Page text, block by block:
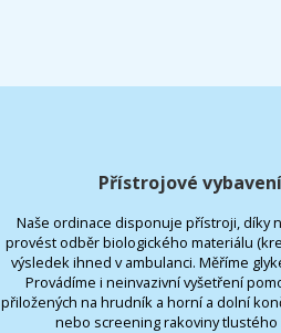
Přístrojové vybavení
Naše ordinace disponuje přístroji, díky
provést odběr biologického materiálu
výsledek ihned v ambulanci. Měříme
Provádíme i neinvazivní vyšetření
přiložených na hrudník a horní a dolní
nebo screening rakoviny tlustého